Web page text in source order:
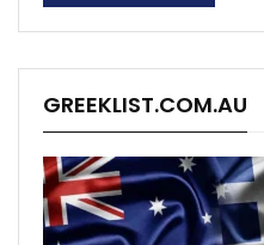
GREEKLIST.COM.AU